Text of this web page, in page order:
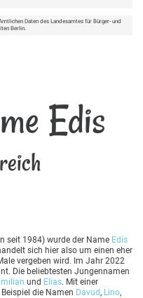
Daten des Landesamtes für Bürger- und
Berlin.
Edis
seit 1984) wurde der Name Edis
sich hier also um einen eher
vergeben wird. Im Jahr 2022
Die beliebtesten Jungennamen
und Elias. Mit einer
die Namen Davud, Lino,